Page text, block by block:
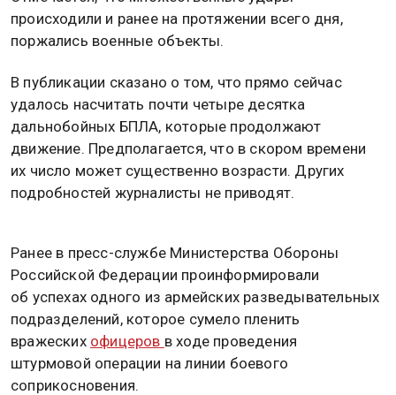
происходили и ранее на протяжении всего дня,
поржались военные объекты.
В публикации сказано о том, что прямо сейчас
удалось насчитать почти четыре десятка
дальнобойных БПЛА, которые продолжают
движение. Предполагается, что в скором времени
их число может существенно возрасти. Других
подробностей журналисты не приводят.
Ранее в пресс-службе Министерства Обороны
Российской Федерации проинформировали
об успехах одного из армейских разведывательных
подразделений, которое сумело пленить
вражеских офицеров в ходе проведения
штурмовой операции на линии боевого
соприкосновения.